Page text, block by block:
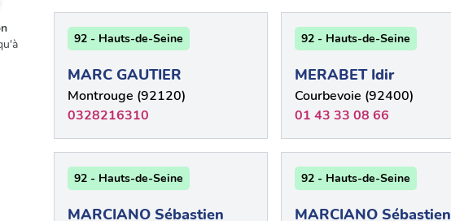
92 - Hauts-de-Seine
MARC GAUTIER
Montrouge (92120)
0328216310
92 - Hauts-de-Seine
MERABET Idir
Courbevoie (92400)
01 43 33 08 66
92 - Hauts-de-Seine
MARCIANO Sébastien
92 - Hauts-de-Seine
MARCIANO Sébastien